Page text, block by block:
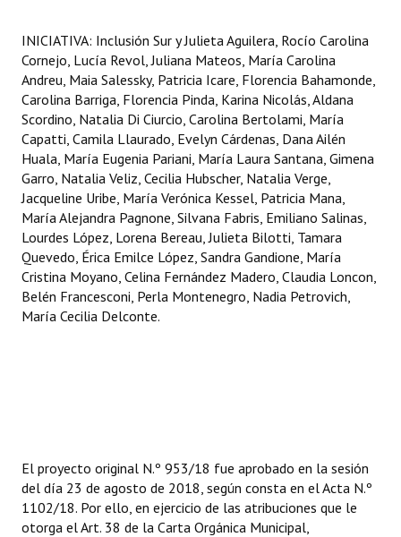
INICIATIVA: Inclusión Sur y Julieta Aguilera, Rocío Carolina
Cornejo, Lucía Revol, Juliana Mateos, María Carolina
Andreu, Maia Salessky, Patricia Icare, Florencia Bahamonde,
Carolina Barriga, Florencia Pinda, Karina Nicolás, Aldana
Scordino, Natalia Di Ciurcio, Carolina Bertolami, María
Capatti, Camila Llaurado, Evelyn Cárdenas, Dana Ailén
Huala, María Eugenia Pariani, María Laura Santana, Gimena
Garro, Natalia Veliz, Cecilia Hubscher, Natalia Verge,
Jacqueline Uribe, María Verónica Kessel, Patricia Mana,
María Alejandra Pagnone, Silvana Fabris, Emiliano Salinas,
Lourdes López, Lorena Bereau, Julieta Bilotti, Tamara
Quevedo, Érica Emilce López, Sandra Gandione, María
Cristina Moyano, Celina Fernández Madero, Claudia Loncon,
Belén Francesconi, Perla Montenegro, Nadia Petrovich,
María Cecilia Delconte.
El proyecto original N.º 953/18 fue aprobado en la sesión
del día 23 de agosto de 2018, según consta en el Acta N.º
1102/18. Por ello, en ejercicio de las atribuciones que le
otorga el Art. 38 de la Carta Orgánica Municipal,